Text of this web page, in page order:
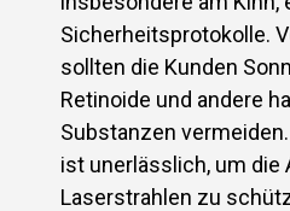
Sicherheitsprotokolle.
sollten die Kunden
Retinoide und andere
Substanzen
ist unerlässlich, um die
Laserstrahlen zu